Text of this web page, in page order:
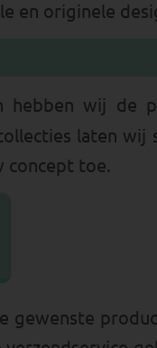
en originele
hebben wij de
laten wij
concept toe.
gewenste